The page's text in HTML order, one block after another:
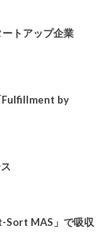
トアップ企業
Fulfillment by
Sort MAS」で吸収